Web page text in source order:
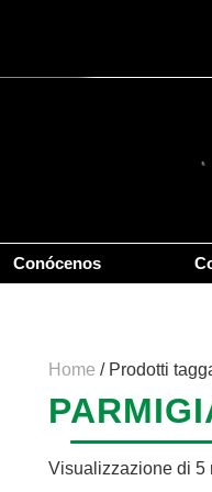
Conócenos
Home / Prodotti
Visualizzazione di 5